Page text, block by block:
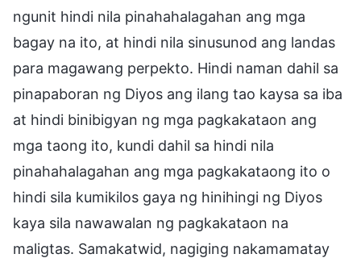
ngunit hindi nila pinahahalagahan ang mga
bagay na ito, at hindi nila sinusunod ang landas
para magawang perpekto. Hindi naman dahil sa
pinapaboran ng Diyos ang ilang tao kaysa sa iba
at hindi binibigyan ng mga pagkakataon ang
mga taong ito, kundi dahil sa hindi nila
pinahahalagahan ang mga pagkakataong ito o
hindi sila kumikilos gaya ng hinihingi ng Diyos
kaya sila nawawalan ng pagkakataon na
maligtas. Samakatwid, nagiging nakamamatay